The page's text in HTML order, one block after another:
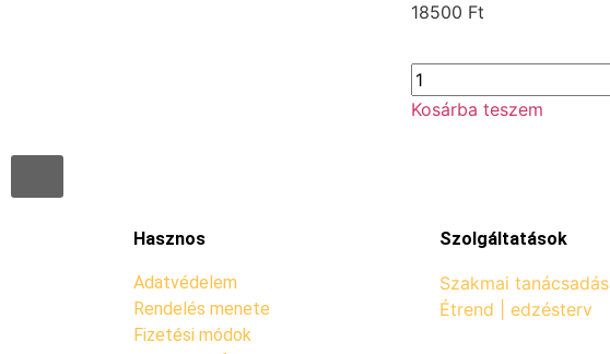
18500 Ft
Kosárba teszem
Hasznos
Adatvédelem
Rendelés menete
Fizetési módok
Szolgáltatások
Szakmai tanácsadás
Étrend | edzésterv